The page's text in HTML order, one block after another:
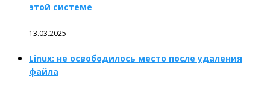
этой системе
13.03.2025
Linux: не освободилось место после удаления
файла